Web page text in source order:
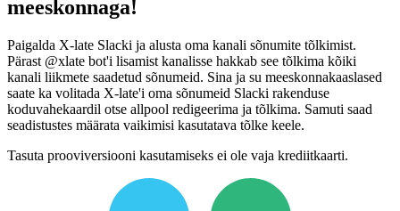
meeskonnaga!
Paigalda X-late Slacki ja alusta oma kanali sõnumite tõlkimist.
Pärast @xlate bot'i lisamist kanalisse hakkab see tõlkima kõiki
kanali liikmete saadetud sõnumeid. Sina ja su meeskonnakaaslased
saate ka volitada X-late'i oma sõnumeid Slacki rakenduse
koduvahekaardil otse allpool redigeerima ja tõlkima. Samuti saad
seadistustes määrata vaikimisi kasutatava tõlke keele.
Tasuta prooviversiooni kasutamiseks ei ole vaja krediitkaarti.